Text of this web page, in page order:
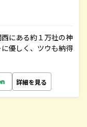
にある約１万社の神
優しく、ツウも納得
詳細を見る